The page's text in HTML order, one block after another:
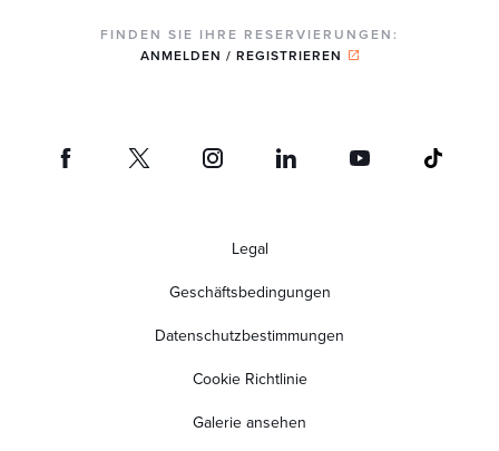
FINDEN SIE IHRE RESERVIERUNGEN:
ANMELDEN / REGISTRIEREN
Legal
Geschäftsbedingungen
Datenschutzbestimmungen
Cookie Richtlinie
Galerie ansehen